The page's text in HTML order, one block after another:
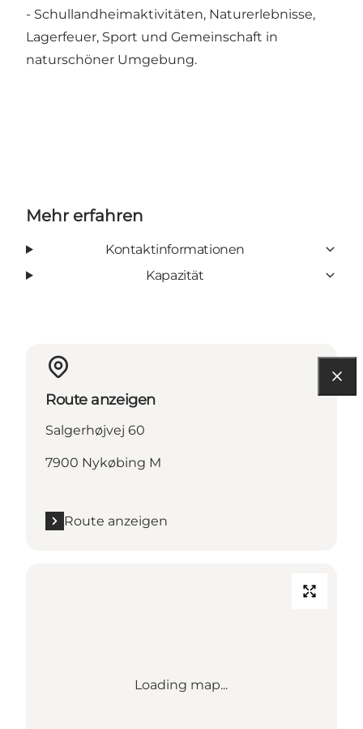
- Schullandheimaktivitäten, Naturerlebnisse,
Lagerfeuer, Sport und Gemeinschaft in
naturschöner Umgebung.
Mehr erfahren
Kontaktinformationen
Kapazität
Route anzeigen
Salgerhøjvej 60
7900 Nykøbing M
Route anzeigen
Loading map...